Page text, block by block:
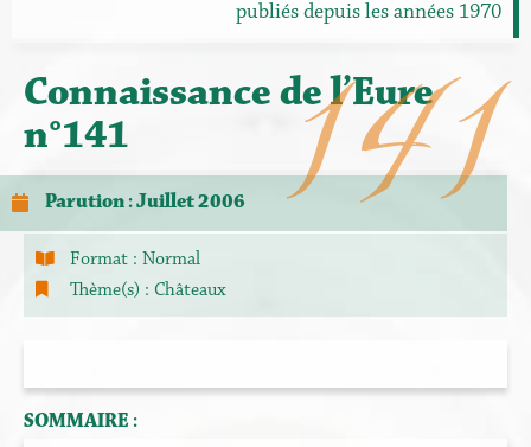
publiés depuis les années 1970
Connaissance de l’Eure
n°141
Parution : Juillet 2006 141
Format : Normal
Thème(s) : Châteaux
SOMMAIRE :